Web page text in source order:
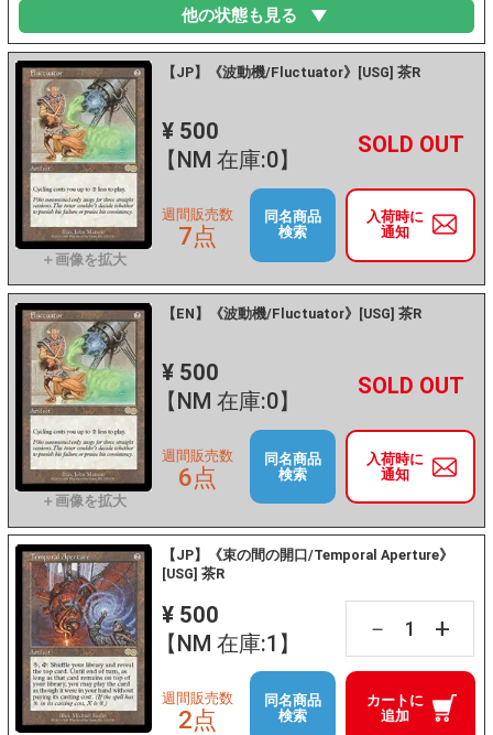
他の状態も見る
【JP】《波動機/Fluctuator》[USG] 茶R
¥ 500
【NM 在庫:0】
－ +
入荷時に
通知
週間販売数
7点
同名商品
検索
【EN】《波動機/Fluctuator》[USG] 茶R
¥ 500
【NM 在庫:0】
－ +
入荷時に
通知
週間販売数
6点
同名商品
検索
【JP】《束の間の開口/Temporal Aperture》
[USG] 茶R
¥ 500
【NM 在庫:1】
－ +
カートに
追加
週間販売数
2点
同名商品
検索